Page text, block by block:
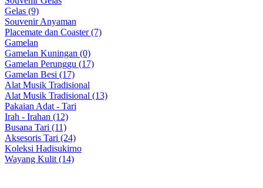
Gelas (9)
Souvenir Anyaman
Placemate dan Coaster (7)
Gamelan
Gamelan Kuningan (0)
Gamelan Perunggu (17)
Gamelan Besi (17)
Alat Musik Tradisional
Alat Musik Tradisional (13)
Pakaian Adat - Tari
Irah - Irahan (12)
Busana Tari (11)
Aksesoris Tari (24)
Koleksi Hadisukirno
Wayang Kulit (14)